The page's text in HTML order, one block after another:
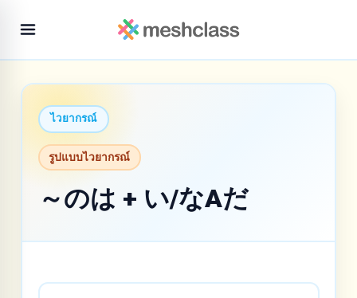
ไวยากรณ์
รูปแบบไวยากรณ์
～のは + い/なAだ